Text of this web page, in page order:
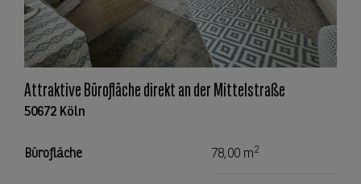
Attraktive Bürofläche direkt an der Mittelstraße
50672 Köln
Bürofläche 78,00 m2